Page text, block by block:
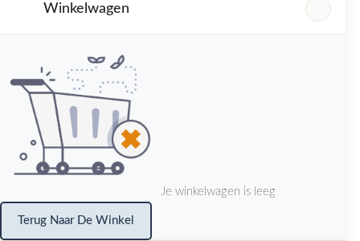
Winkelwagen
Je winkelwagen is leeg
Terug Naar De Winkel